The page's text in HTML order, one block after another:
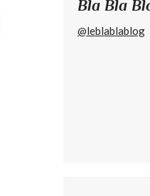
Bla Bla
@leblablablog